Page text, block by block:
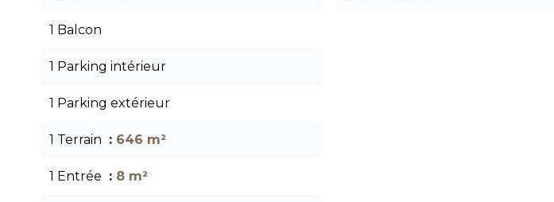
1 Balcon
1 Parking intérieur
1 Parking extérieur
1 Terrain 646 m²
1 Entrée 8 m²